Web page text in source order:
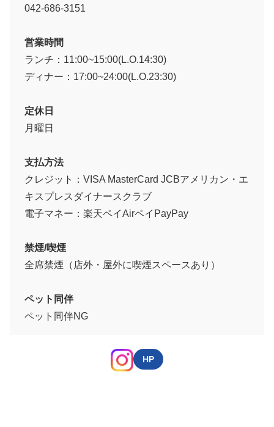
042-686-3151
営業時間
ランチ：11:00~15:00(L.O.14:30)
ディナー：17:00~24:00(L.O.23:30)
定休日
月曜日
支払方法
クレジット：VISA MasterCard JCBアメリカン・エ
キスプレスダイナースクラブ
電子マネー：楽天ペイAirペイPayPay
禁煙/喫煙
全席禁煙（店外・屋外に喫煙スペースあり）
ペット同伴
ペット同伴NG
HP